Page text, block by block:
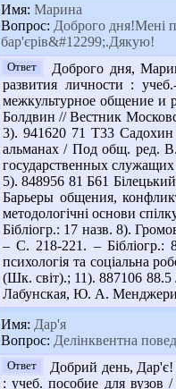
Имя: Марина
Вопрос: Доброго дня!Мені
бар'єрів&#12299;.Дякую!
Ответ
Доброго дня,
развития личности :
межкультурное общение и
Болдвин // Вестник
3). 941620 71 Т33
альманах / Под общ. ред.
государственных
5). 848956 81 Б61
Барьеры общения,
методологічні основи
Бібліогр.: 17 назв. 8).
– С. 218-221. – Бібліогр.:
психологія та соціальна
(Шк. світ).; 11). 887106
Лабунская, Ю. А.
Имя: Дар'я
Вопрос: Делінквентна
Ответ
Добрий день, Дар'є!
: учеб. пособие для